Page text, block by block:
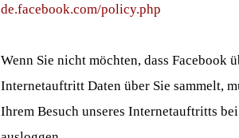
de.facebook.com/policy.php
Wenn Sie nicht möchten, dass Facebook
Internetauftritt Daten über Sie sammelt,
Ihrem Besuch unseres Internetauftritts